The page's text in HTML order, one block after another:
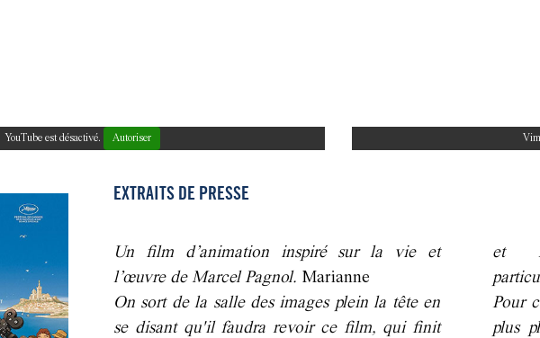
YouTube est désactivé. Autoriser
EXTRAITS DE PRESSE
Un film d’animation inspiré sur la vie et
l’œuvre de Marcel Pagnol. Marianne
On sort de la salle des images plein la tête en
se disant qu'il faudra revoir ce film, qui finit
et
Pour
plus